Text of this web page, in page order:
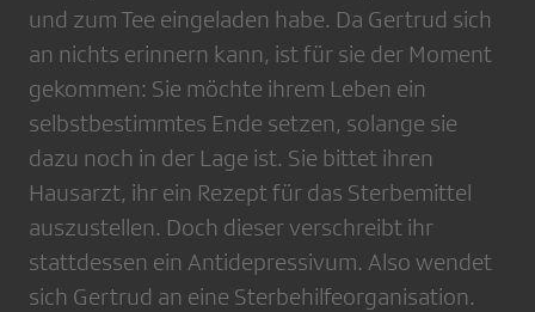
und zum Tee eingeladen habe. Da Gertrud sich
an nichts erinnern kann, ist für sie der Moment
gekommen: Sie möchte ihrem Leben ein
selbstbestimmtes Ende setzen, solange sie
dazu noch in der Lage ist. Sie bittet ihren
Hausarzt, ihr ein Rezept für das Sterbemittel
auszustellen. Doch dieser verschreibt ihr
stattdessen ein Antidepressivum. Also wendet
sich Gertrud an eine Sterbehilfeorganisation.